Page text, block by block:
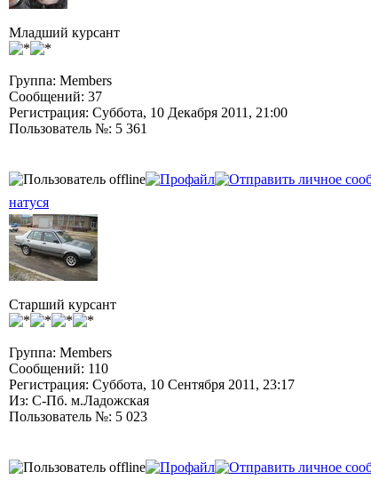
Младший курсант
Группа: Members
Сообщений: 37
Регистрация: Суббота, 10 Декабря 2011, 21:00
Пользователь №: 5 361
натуся
Старший курсант
Группа: Members
Сообщений: 110
Регистрация: Суббота, 10 Сентября 2011, 23:17
Из: С-Пб. м.Ладожская
Пользователь №: 5 023